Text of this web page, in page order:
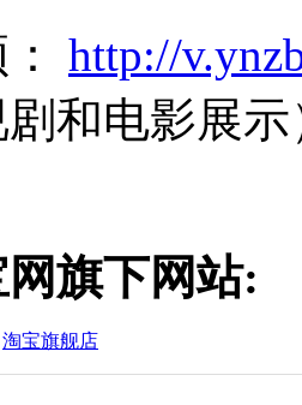
http://
和电影展示
旗下网站:
淘宝旗舰店